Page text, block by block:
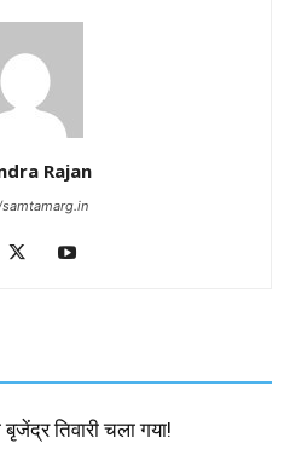
Rajan
तिवारी चला गया!